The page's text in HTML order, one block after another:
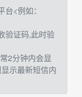
<例如：
验证码,此时验
2分钟内会显
示最新短信内